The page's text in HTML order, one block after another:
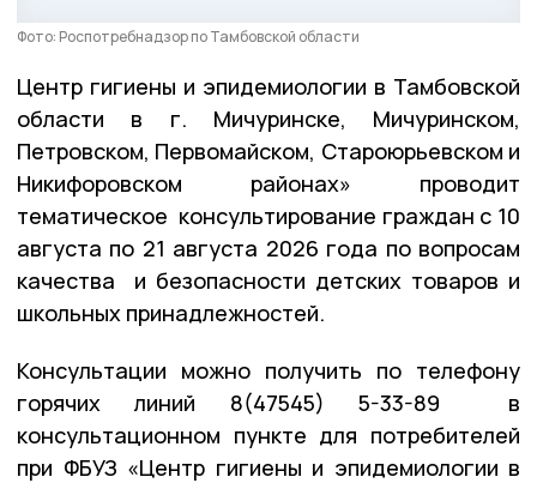
Фото: Роспотребнадзор по Тамбовской области
Центр гигиены и эпидемиологии в Тамбовской
области в г. Мичуринске, Мичуринском,
Петровском, Первомайском, Староюрьевском и
Никифоровском районах» проводит
тематическое консультирование граждан с 10
августа по 21 августа 2026 года по вопросам
качества и безопасности детских товаров и
школьных принадлежностей.
Консультации можно получить по телефону
горячих линий 8(47545) 5-33-89 в
консультационном пункте для потребителей
при ФБУЗ «Центр гигиены и эпидемиологии в